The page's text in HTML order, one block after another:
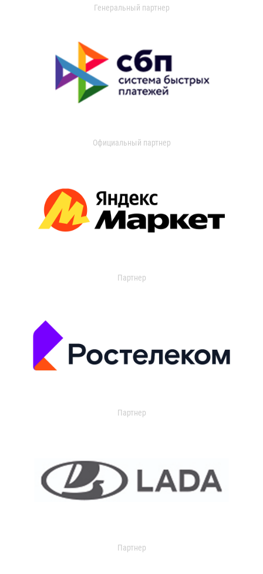
Генеральный партнер
Официальный партнер
Партнер
Партнер
Партнер